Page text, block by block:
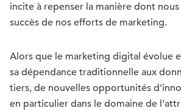
incite à repenser la manière dont
succès de nos efforts de marketing.
Alors que le marketing digital évolue
sa dépendance traditionnelle aux
tiers, de nouvelles opportunités
en particulier dans le domaine de